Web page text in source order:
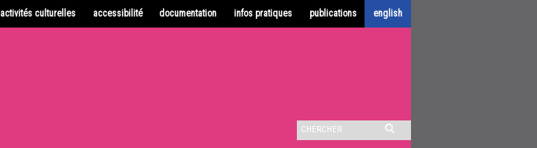
activités culturelles accessibilité documentation infos pratiques publications english